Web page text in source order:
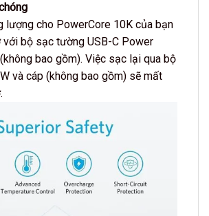
lượng cho PowerCore 10K của bạn
với bộ sạc tường USB-C Power
bao gồm). Việc sạc lại qua bộ
và cáp (không bao gồm) sẽ mất